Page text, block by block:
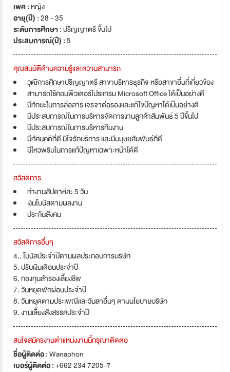
เพศ :หญิง
อายุ(ปี) :28 - 35
ระดับการศึกษา :ปริญญาตรี ขึ้นไป
ประสบการณ์(ปี) :5
คุณสมบัติด้านความรู้และความสามารถ
วุฒิการศึกษาปริญญาตรี สาขาบริหารธุรกิจ หรือสาขาอื่นที่เกี่ยวข้อง
สามารถใช้คอมพิวเตอร์โปรแกรม Microsoft Office ได้เป็นอย่างดี
มีทักษะในการสื่อสาร เจรจาต่อรองและแก้ไขปัญหาได้เป็นอย่างดี
มีประสบการณ์ในการบริหารจัดการงานลูกค้าสัมพันธ์ 5 ปีขึ้นไป
มีประสบการณ์ในการบริหารทีมงาน
มีทัศนคติที่ดี มีใจรักบริการ และมีมนุษยสัมพันธ์ที่ดี
มีไหวพริบในการแก้ปัญหาเฉพาะหน้าได้ดี
สวัสดิการ
ทำงานสัปดาห์ละ 5 วัน
เงินโบนัสตามผลงาน
ประกันสังคม
สวัสดิการอื่นๆ
4.. โบนัสประจำปีตามผลประกอบการบริษัท
5. ปรับเงินเดือนประจำปี
6. กองทุนสำรองเลี้ยงชีพ
7. วันหยุดพักผ่อนประจำปี
8. วันหยุดตามประเพณีและวันลาอื่นๆ ตามนโยบายบริษัท
9. งานเลี้ยงสังสรรค์ประจำปี
สนใจสมัครงานตำแหน่งงานนี้กรุณาติดต่อ
ชื่อผู้ติดต่อ :Wanaphon
เบอร์ผู้ติดต่อ :+662 234 7205-7